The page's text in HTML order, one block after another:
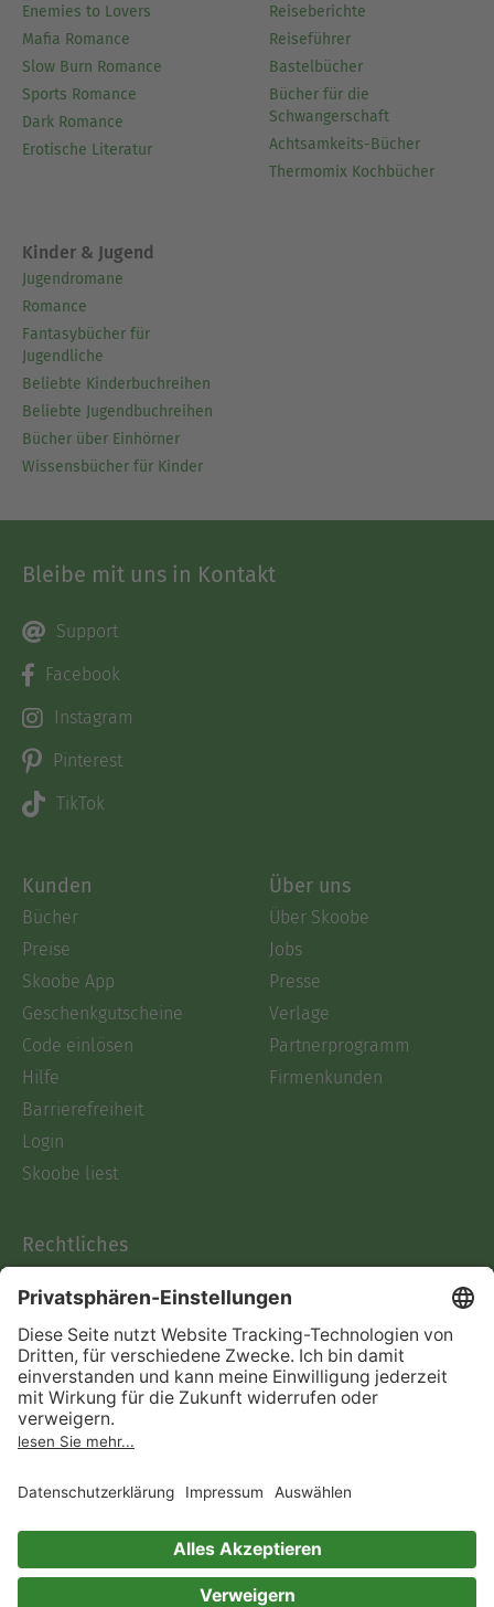
Enemies to Lovers
Mafia Romance
Slow Burn Romance
Sports Romance
Dark Romance
Erotische Literatur
Reiseberichte
Reiseführer
Bastelbücher
Bücher für die
Schwangerschaft
Achtsamkeits-Bücher
Thermomix Kochbücher
Kinder & Jugend
Jugendromane
Romance
Fantasybücher für
Jugendliche
Beliebte Kinderbuchreihen
Beliebte Jugendbuchreihen
Bücher über Einhörner
Wissensbücher für Kinder
Bleibe mit uns in Kontakt
Support
Facebook
Instagram
Pinterest
TikTok
Kunden
Bücher
Preise
Skoobe App
Geschenkgutscheine
Code einlösen
Hilfe
Barrierefreiheit
Login
Skoobe liest
Über uns
Über Skoobe
Jobs
Presse
Verlage
Partnerprogramm
Firmenkunden
Rechtliches
AGB
Informationen nach Data
Act
Verträge hier kündigen
Impressum
Immer ein gutes Buch